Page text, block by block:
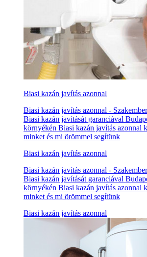
Biasi kazán javítás azonnal
Biasi kazán javítás azonnal -
Biasi kazán javítását garanciával
környékén Biasi kazán javítás azonnal
minket és mi örömmel segítünk
Biasi kazán javítás azonnal
Biasi kazán javítás azonnal -
Biasi kazán javítását garanciával
környékén Biasi kazán javítás azonnal
minket és mi örömmel segítünk
Biasi kazán javítás azonnal